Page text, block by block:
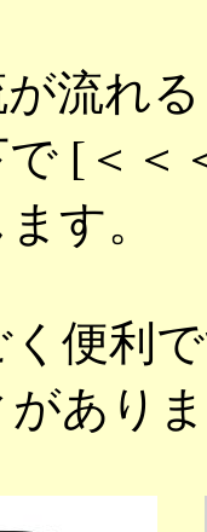
流れ
[＜＜
す。
便利
があり